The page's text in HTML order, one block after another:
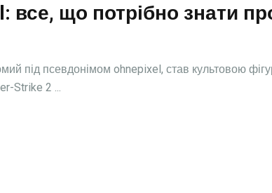
все, що потрібно знати
під псевдонімом ohnepixel, став культовою
Strike 2 ...